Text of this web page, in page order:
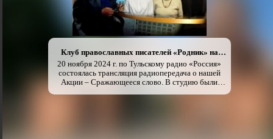
Клуб православных писателей «Родник» на
радио «Россия»
20 ноября 2024 г. по Тульскому радио «Россия»
состоялась трансляция радиопередача о нашей
Акции – Сражающееся слово. В студию были